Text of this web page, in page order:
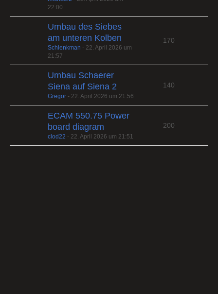
22:00
Umbau des Siebes
am unteren Kolben
Schlenkman - 22. April 2026 um
21:57
170
Umbau Schaerer
Siena auf Siena 2
Gregor - 22. April 2026 um 21:56
140
ECAM 550.75 Power
board diagram
clod22 - 22. April 2026 um 21:51
200